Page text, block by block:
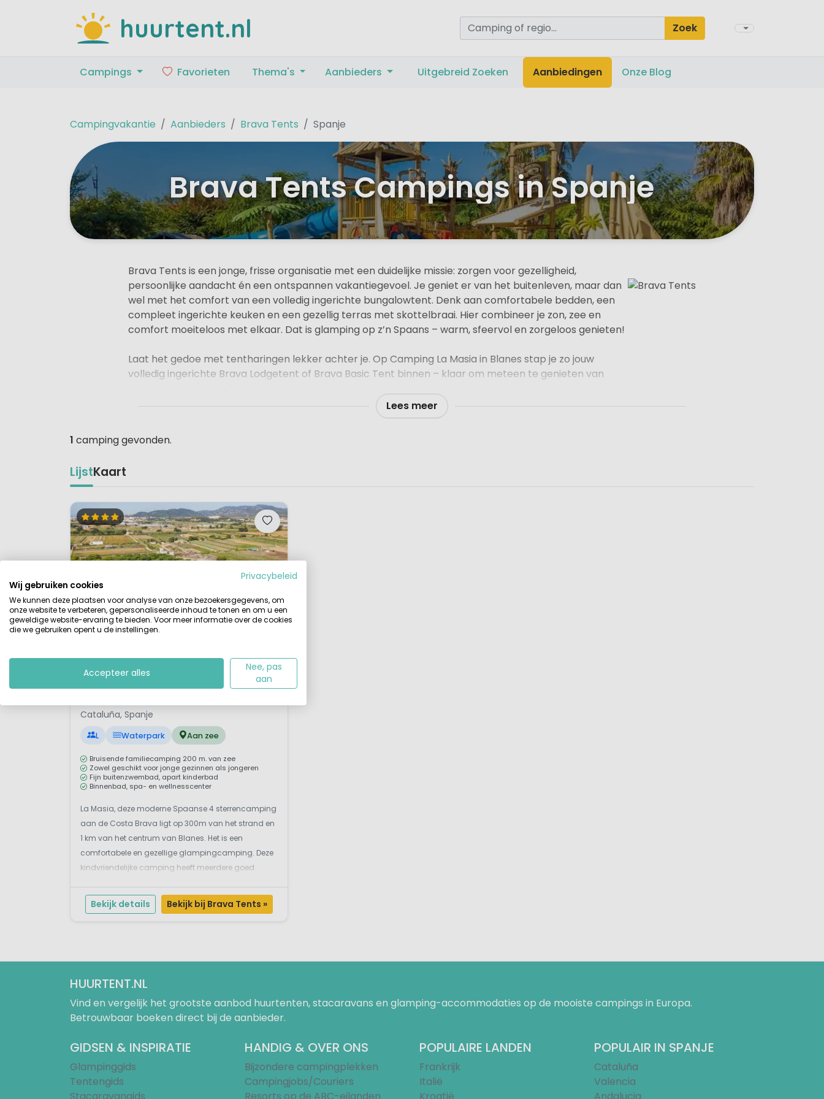
huurtent.nl Zoek
Campings Favorieten Thema's Aanbieders Uitgebreid Zoeken Aanbiedingen Onze Blog
Campingvakantie Aanbieders Brava Tents Spanje
Brava Tents Campings in Spanje
Brava Tents is een jonge, frisse organisatie met een duidelijke missie: zorgen voor gezelligheid,
persoonlijke aandacht én een ontspannen vakantiegevoel. Je geniet er van het buitenleven, maar dan
wel met het comfort van een volledig ingerichte bungalowtent. Denk aan comfortabele bedden, een
compleet ingerichte keuken en een gezellig terras met skottelbraai. Hier combineer je zon, zee en
comfort moeiteloos met elkaar. Dat is glamping op z’n Spaans – warm, sfeervol en zorgeloos genieten!
Laat het gedoe met tentharingen lekker achter je. Op Camping La Masia in Blanes stap je zo jouw
volledig ingerichte Brava Lodgetent of Brava Basic Tent binnen – klaar om meteen te genieten van
Lees meer
1 camping gevonden.
LijstKaart
1 / 12
Cataluña, Spanje
L Waterpark Aan zee
Bruisende familiecamping 200 m. van zee
Zowel geschikt voor jonge gezinnen als jongeren
Fijn buitenzwembad, apart kinderbad
Binnenbad, spa- en wellnesscenter
La Masia, deze moderne Spaanse 4 sterrencamping
aan de Costa Brava ligt op 300m van het strand en
1 km van het centrum van Blanes. Het is een
comfortabele en gezellige glampingcamping. Deze
kindvriendelijke camping heeft meerdere goed
in Spanje waar gastvrijheid em gezelligheid voorop
staat.Kleute...
Bekijk details Bekijk bij Brava Tents »
HUURTENT.NL
Vind en vergelijk het grootste aanbod huurtenten, stacaravans en glamping-accommodaties op de mooiste campings in Europa.
Betrouwbaar boeken direct bij de aanbieder.
GIDSEN & INSPIRATIE
Glampinggids
Tentengids
HANDIG & OVER ONS
Bijzondere campingplekken
Campingjobs/Couriers
POPULAIRE LANDEN
Frankrijk
Italië
POPULAIR IN SPANJE
Cataluña
Valencia
Privacybeleid
Wij gebruiken cookies
We kunnen deze plaatsen voor analyse van onze bezoekersgegevens, om
onze website te verbeteren, gepersonaliseerde inhoud te tonen en om u een
geweldige website-ervaring te bieden. Voor meer informatie over de cookies
die we gebruiken opent u de instellingen.
Accepteer alles
Nee, pas
aan